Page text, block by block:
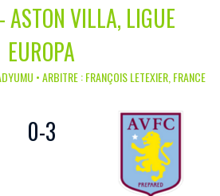
ASTON VILLA, LIGUE
EUROPA
• ARBITRE : FRANÇOIS LETEXIER, FRANCE
0-3